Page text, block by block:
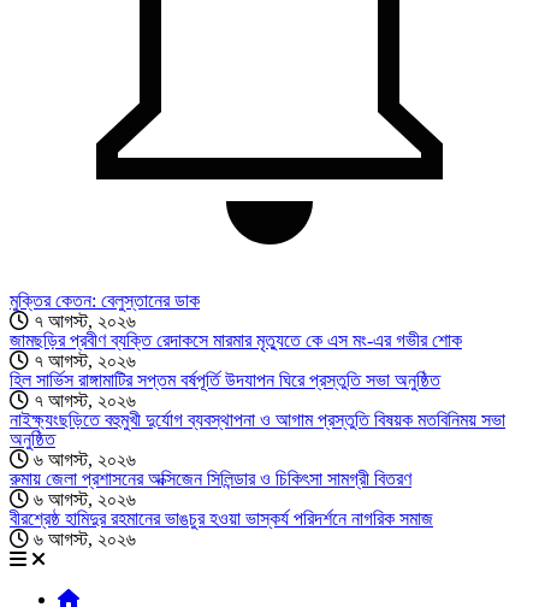
মুক্তির কেতন: বেলুস্তানের ডাক
৭ আগস্ট, ২০২৬
জামছড়ির প্রবীণ ব্যক্তি রেদাকসে মারমার মৃত্যুতে কে এস মং-এর গভীর শোক
৭ আগস্ট, ২০২৬
হিল সার্ভিস রাঙ্গামাটির সপ্তম বর্ষপূর্তি উদযাপন ঘিরে প্রস্তুতি সভা অনুষ্ঠিত
৭ আগস্ট, ২০২৬
নাইক্ষ্যংছড়িতে বহুমুখী দুর্যোগ ব্যবস্থাপনা ও আগাম প্রস্তুতি বিষয়ক মতবিনিময় সভা
অনুষ্ঠিত
৬ আগস্ট, ২০২৬
রুমায় জেলা প্রশাসনের অক্সিজেন সিলিন্ডার ও চিকিৎসা সামগ্রী বিতরণ
৬ আগস্ট, ২০২৬
বীরশ্রেষ্ঠ হামিদুর রহমানের ভাঙচুর হওয়া ভাস্কর্য পরিদর্শনে নাগরিক সমাজ
৬ আগস্ট, ২০২৬